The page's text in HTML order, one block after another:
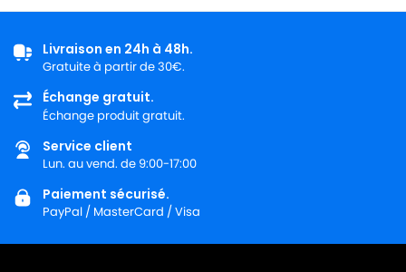
Livraison en 24h à 48h.
Gratuite à partir de 30€.
Échange gratuit.
Échange produit gratuit.
Service client
Lun. au vend. de 9:00-17:00
Paiement sécurisé.
PayPal / MasterCard / Visa